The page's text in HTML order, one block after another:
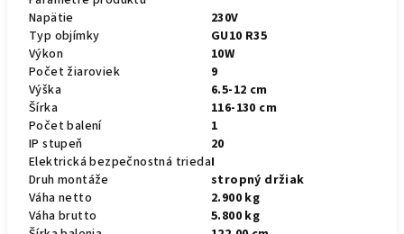
Napätie
230V
Typ objímky
GU10 R35
Výkon
10W
Počet žiaroviek
9
Výška
6.5-12 cm
Šírka
116-130 cm
Počet balení
1
IP stupeň
20
Elektrická bezpečnostná triedaI
Druh montáže
stropný držiak
Váha netto
2.900 kg
Váha brutto
5.800 kg